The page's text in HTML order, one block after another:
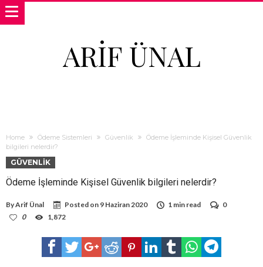
ARIF ÜNAL
Home Ödeme Sistemleri Güvenlik
Ödeme İşleminde Kişisel Güvenlik
bilgileri nelerdir?
GÜVENLIK
Ödeme İşleminde Kişisel Güvenlik bilgileri nelerdir?
ByArif Ünal Posted on 9 Haziran 2020 1 min read
0
0
1,872